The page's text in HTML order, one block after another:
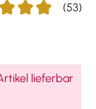
(53)
lieferbar